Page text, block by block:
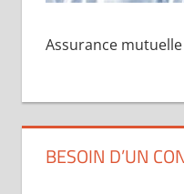
Assurance
BESOIN D’UN